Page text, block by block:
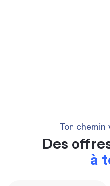
Ton chemin
Des
à